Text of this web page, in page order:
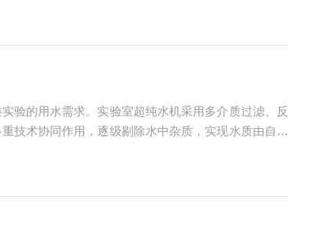
验的用水需求。实验室超纯水机采用多介质过滤、反
技术协同作用，逐级剔除水中杂质，实现水质由自来